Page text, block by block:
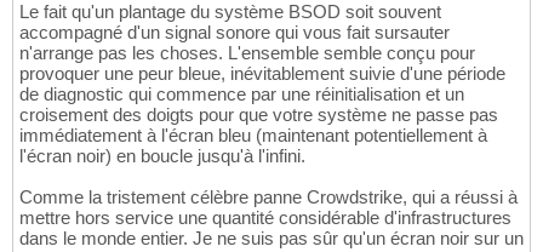
Le fait qu'un plantage du système BSOD soit souvent
accompagné d'un signal sonore qui vous fait sursauter
n'arrange pas les choses. L'ensemble semble conçu pour
provoquer une peur bleue, inévitablement suivie d'une période
de diagnostic qui commence par une réinitialisation et un
croisement des doigts pour que votre système ne passe pas
immédiatement à l'écran bleu (maintenant potentiellement à
l'écran noir) en boucle jusqu'à l'infini.
Comme la tristement célèbre panne Crowdstrike, qui a réussi à
mettre hors service une quantité considérable d'infrastructures
dans le monde entier. Je ne suis pas sûr qu'un écran noir sur un